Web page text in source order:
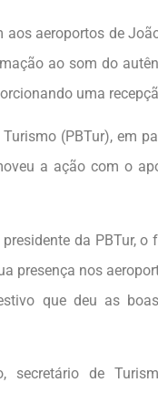
aos aeroportos de
ao som do
uma
(PBTur), em
a ação com o
da PBTur,
presença nos
que deu as
secretário de